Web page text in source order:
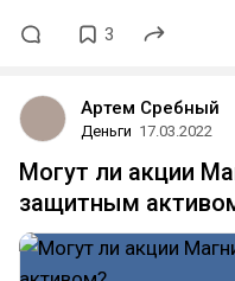
3
Артем Сребный
Деньги 17.03.2022
Могут ли акции
защитным